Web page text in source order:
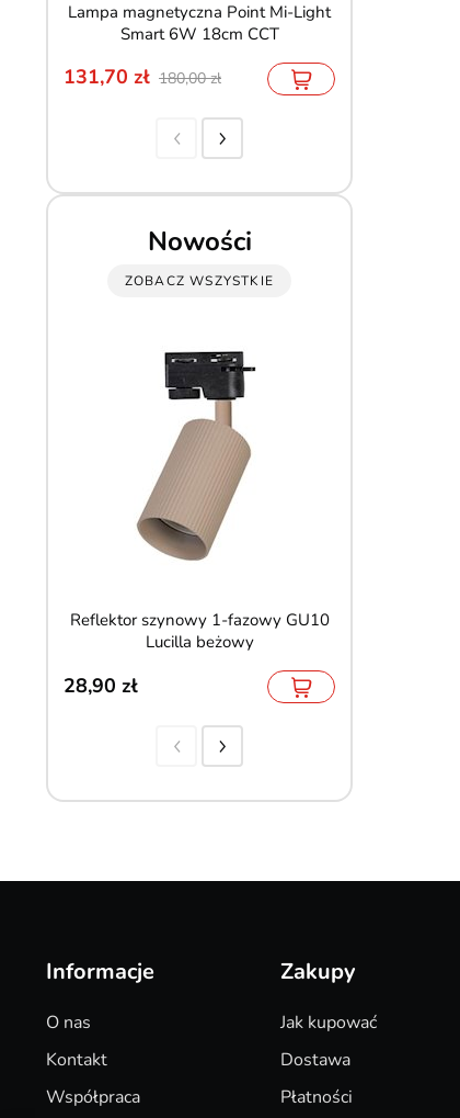
Lampa magnetyczna Point Mi-Light
Smart 6W 18cm CCT
131,70 180,00
Nowości
ZOBACZ WSZYSTKIE
Reflektor szynowy 1-fazowy GU10
Lucilla beżowy
28,90
Informacje
O nas
Kontakt
Współpraca
Zakupy
Jak kupować
Dostawa
Płatności